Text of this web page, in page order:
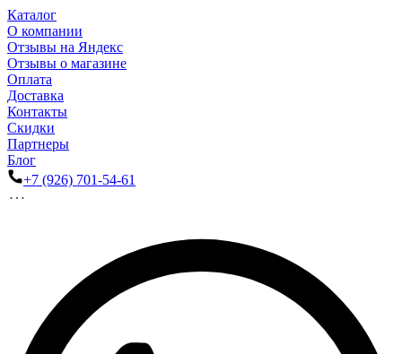
Каталог
О компании
Отзывы на Яндекс
Отзывы о магазине
Оплата
Доставка
Контакты
Скидки
Партнеры
Блог
+7 (926) 701-54-61